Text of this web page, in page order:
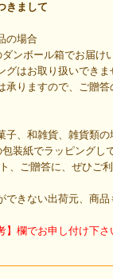
きまして
の場合
ンボール箱でお届け
はお取り扱いできま
りますので、ご贈答
子、和雑貨、雑貨類の
装紙でラッピングし
、ご贈答に、ぜひご
できない出荷元、商品
欄でお申し付け下さ